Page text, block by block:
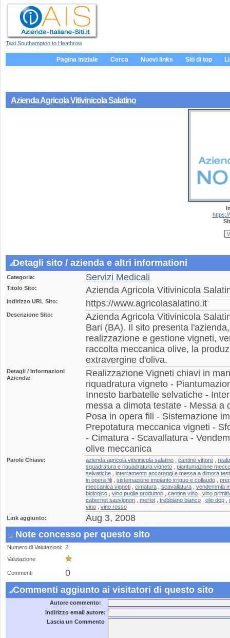
Taxi Southampton to Heathrow
Pagina iniziale Cerca Nuovi links Siti di top
Azienda Agricola Vitivinicola Salatino
Detagli sito / azienda e altri informationi
Categoria: Servizi Medicali
Titolo Sito: Azienda Agricola Vitivinicola
Indirizzo URL Sito: https://www.agricolasalatino.it
Descrizione Sito:
Azienda Agricola Vitivinicola
Bari (BA). Il sito presenta
realizzazione e gestione vigneti,
raccolta meccanica olive, la
extravergine d'oliva.
Detagli / Informazioni
Azienda:
Realizzazione Vigneti chiavi in
riquadratura vigneto -
Innesto barbatelle selvatiche -
messa a dimota testate - Messa a
Posa in opera fili - Sistemazione
Prepotatura meccanica vigneti -
- Cimatura - Scavallatura -
olive meccanica
Parole Chiave: azienda agricola vitivinicola salatino cantine vittore
squadratura e riquadratura vigneto
piantumazione
selvatiche
interramento ancoraggi e messa a dimora
in opera fili
sistemazione impianto irriguo e collaudo
meccanica vigneti
cimatura scavallatura
vendemmia
biologico
vino puglia produttori cantina vino
vino
cabernet sauvignon
merlot trebbiano bianco olio dop
vino
vino rosso
Link aggiunto:
Aug 3, 2008
Note concesso per questo sito
Numero di Valutazioni: 2
Valutazione
Commenti
0
Commenti aggiunto ai visitatori di questo sito
Autore commento:
Indirizzo email autore:
Lascia un Commento